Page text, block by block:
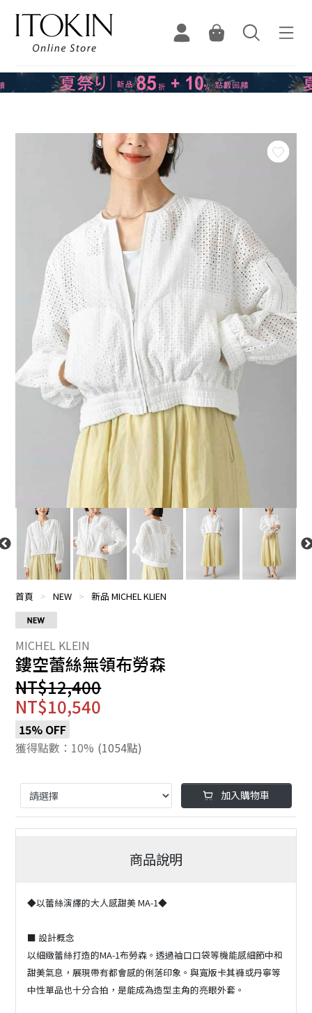
首頁 > NEW > 新品 MICHEL KLIEN
鏤空蕾絲無領布勞森
NT$12,400
NT$10,540
15% OFF
獲得點數：10% (1054點)
加入購物車
商品說明
◆以蕾絲演繹的大人感甜美 MA-1◆
■ 設計概念
以細緻蕾絲打造的MA-1布勞森。透過袖口口袋等機能感細節中和
甜美氣息，展現帶有都會感的俐落印象。與寬版卡其褲或丹寧等
中性單品也十分合拍，是能成為造型主角的亮眼外套。